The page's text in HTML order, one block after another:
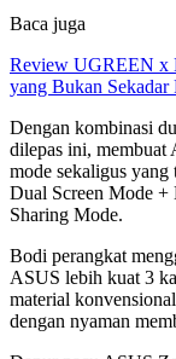
Baca juga
Review UGREEN x
yang Bukan Sekadar
Dengan kombinasi
dilepas ini, membuat
mode sekaligus
Dual Screen Mode
Sharing Mode.
Bodi perangkat
ASUS lebih kuat 3
material
dengan nyaman